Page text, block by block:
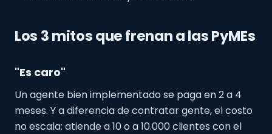
Los 3 mitos que frenan a las PyMEs
"Es caro"
Un agente bien implementado se paga en 2 a 4
meses. Y a diferencia de contratar gente, el costo
no escala: atiende a 10 o a 10.000 clientes con el